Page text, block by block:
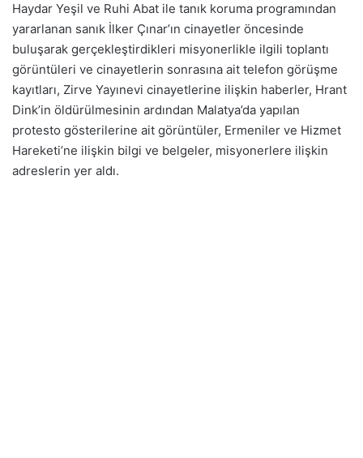
Haydar Yeşil ve Ruhi Abat ile tanık koruma programından
yararlanan sanık İlker Çınar’ın cinayetler öncesinde
buluşarak gerçekleştirdikleri misyonerlikle ilgili toplantı
görüntüleri ve cinayetlerin sonrasına ait telefon görüşme
kayıtları, Zirve Yayınevi cinayetlerine ilişkin haberler, Hrant
Dink’in öldürülmesinin ardından Malatya’da yapılan
protesto gösterilerine ait görüntüler, Ermeniler ve Hizmet
Hareketi’ne ilişkin bilgi ve belgeler, misyonerlere ilişkin
adreslerin yer aldı.